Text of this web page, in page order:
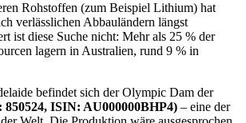
Rohstoffen (zum Beispiel Lithium) hat
verlässlichen Abbauländern längst
ist diese Suche nicht: Mehr als 25 % der
lagern in Australien, rund 9 % in
befindet sich der Olympic Dam der
ISIN: AU000000BHP4) – eine der